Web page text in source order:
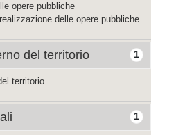
opere pubbliche
delle opere pubbliche
1
del territorio
territorio
1